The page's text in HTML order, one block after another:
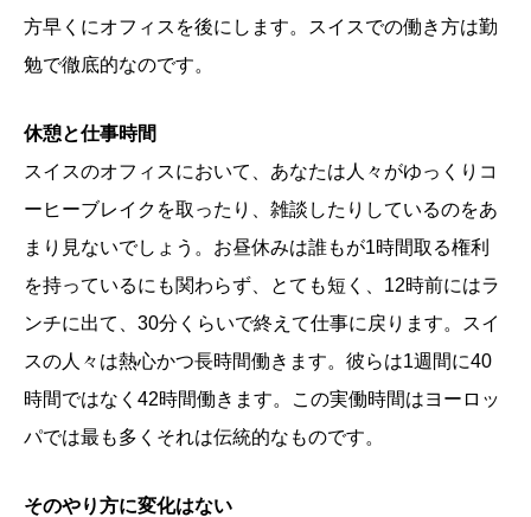
方早くにオフィスを後にします。スイスでの働き方は勤
勉で徹底的なのです。
休憩と仕事時間
スイスのオフィスにおいて、あなたは人々がゆっくりコ
ーヒーブレイクを取ったり、雑談したりしているのをあ
まり見ないでしょう。お昼休みは誰もが1時間取る権利
を持っているにも関わらず、とても短く、12時前にはラ
ンチに出て、30分くらいで終えて仕事に戻ります。スイ
スの人々は熱心かつ長時間働きます。彼らは1週間に40
時間ではなく42時間働きます。この実働時間はヨーロッ
パでは最も多くそれは伝統的なものです。
そのやり方に変化はない